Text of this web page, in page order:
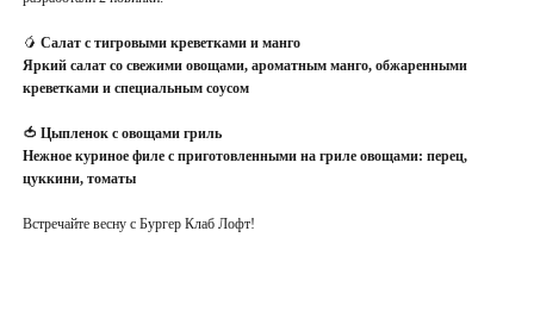
🥭 Салат с тигровыми креветками и манго
Яркий салат со свежими овощами, ароматным манго, обжаренными
креветками и специальным соусом
🍅 Цыпленок с овощами гриль
Нежное куриное филе с приготовленными на гриле овощами: перец,
цуккини, томаты
Встречайте весну с Бургер Клаб Лофт!